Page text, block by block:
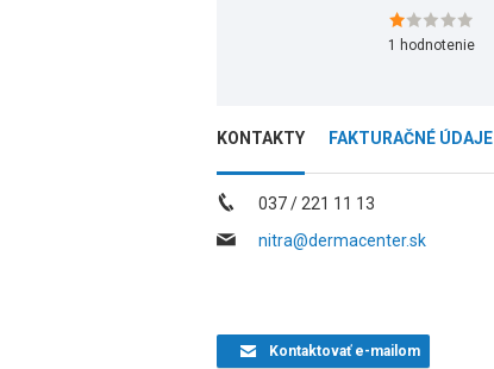
1 hodnotenie
KONTAKTY FAKTURAČNÉ ÚDAJE
037 / 221 11 13
nitra@dermacenter.sk
Kontaktovaťe-mailom